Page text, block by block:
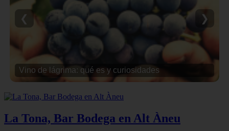
Vino de lágrima: qué es y curiosidades
❮ ❯
La Tona, Bar Bodega en Alt Àneu